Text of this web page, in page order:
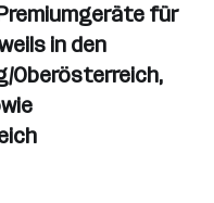
für
in den
Oberösterreich,